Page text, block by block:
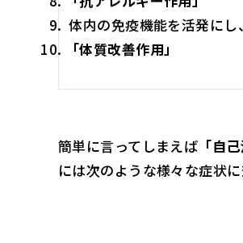
体内の免疫機能を活発に
「体質改善作用」
簡単に言ってしまえば 「自
には次のような様々な症状に